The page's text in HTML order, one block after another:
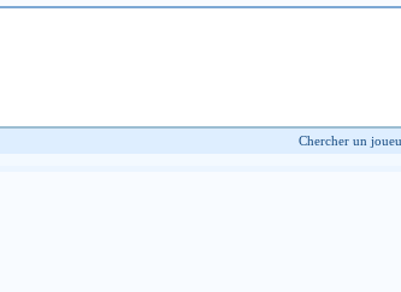
Chercher un